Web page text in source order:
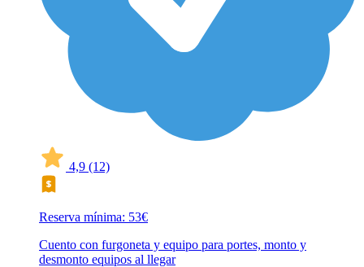
4,9 (12)
Reserva mínima: 53€
Cuento con furgoneta y equipo para portes, monto y
desmonto equipos al llegar